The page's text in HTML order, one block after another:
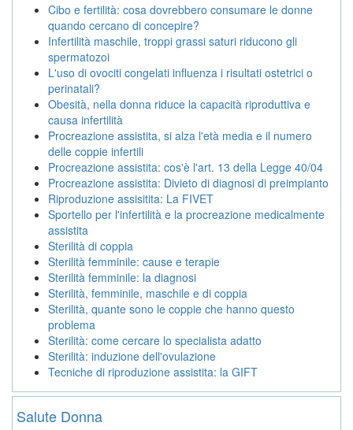
Cibo e fertilità: cosa dovrebbero consumare le donne
quando cercano di concepire?
Infertilità maschile, troppi grassi saturi riducono gli
spermatozoi
L'uso di ovociti congelati influenza i risultati ostetrici o
perinatali?
Obesità, nella donna riduce la capacità riproduttiva e
causa infertilità
Procreazione assistita, si alza l'età media e il numero
delle coppie infertili
Procreazione assistita: cos'è l'art. 13 della Legge 40/04
Procreazione assistita: Divieto di diagnosi di preimpianto
Riproduzione assisitita: La FIVET
Sportello per l'infertilità e la procreazione medicalmente
assistita
Sterilità di coppia
Sterilità femminile: cause e terapie
Sterilità femminile: la diagnosi
Sterilità, femminile, maschile e di coppia
Sterilità, quante sono le coppie che hanno questo
problema
Sterilità: come cercare lo specialista adatto
Sterilità: induzione dell'ovulazione
Tecniche di riproduzione assistita: la GIFT
Salute Donna